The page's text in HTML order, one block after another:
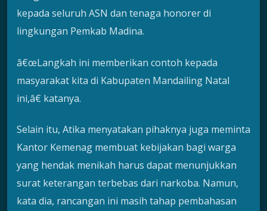
kepada seluruh ASN dan tenaga honorer di
lingkungan Pemkab Madina.
â€œLangkah ini memberikan contoh kepada
masyarakat kita di Kabupaten Mandailing Natal
ini,â€ katanya.
Selain itu, Atika menyatakan pihaknya juga meminta
Kantor Kemenag membuat kebijakan bagi warga
yang hendak menikah harus dapat menunjukkan
surat keterangan terbebas dari narkoba. Namun,
kata dia, rancangan ini masih tahap pembahasan